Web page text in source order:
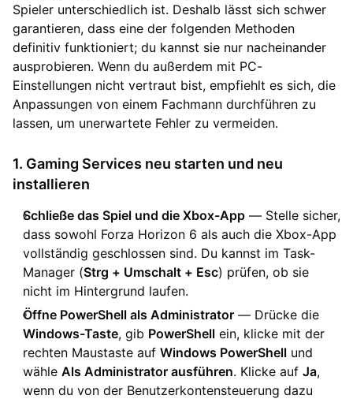
Spieler unterschiedlich ist. Deshalb lässt sich schwer
garantieren, dass eine der folgenden Methoden
definitiv funktioniert; du kannst sie nur nacheinander
ausprobieren. Wenn du außerdem mit PC-
Einstellungen nicht vertraut bist, empfiehlt es sich, die
Anpassungen von einem Fachmann durchführen zu
lassen, um unerwartete Fehler zu vermeiden.
1. Gaming Services neu starten und neu
installieren
Schließe das Spiel und die Xbox-App — Stelle sicher,
dass sowohl Forza Horizon 6 als auch die Xbox-App
vollständig geschlossen sind. Du kannst im Task-
Manager (Strg + Umschalt + Esc) prüfen, ob sie
nicht im Hintergrund laufen.
Öffne PowerShell als Administrator — Drücke die
Windows-Taste, gib PowerShell ein, klicke mit der
rechten Maustaste auf Windows PowerShell und
wähle Als Administrator ausführen. Klicke auf Ja,
wenn du von der Benutzerkontensteuerung dazu